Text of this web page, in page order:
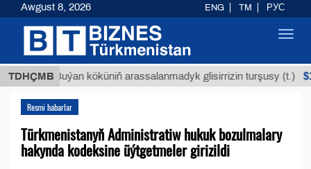
TDHÇMB
Buýan köküniň arassalanmadyk glisirrizin turşusy (t.)
Resmi habarlar
Türkmenistanyň Administratiw hukuk bozulmalary
hakynda kodeksine üýtgetmeler girizildi
Awgust 8, 2026 ENG TM РУС